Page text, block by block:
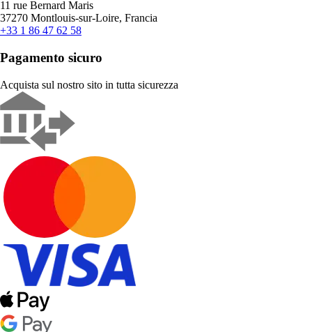
11 rue Bernard Maris
37270 Montlouis-sur-Loire, Francia
+33 1 86 47 62 58
Pagamento sicuro
Acquista sul nostro sito in tutta sicurezza